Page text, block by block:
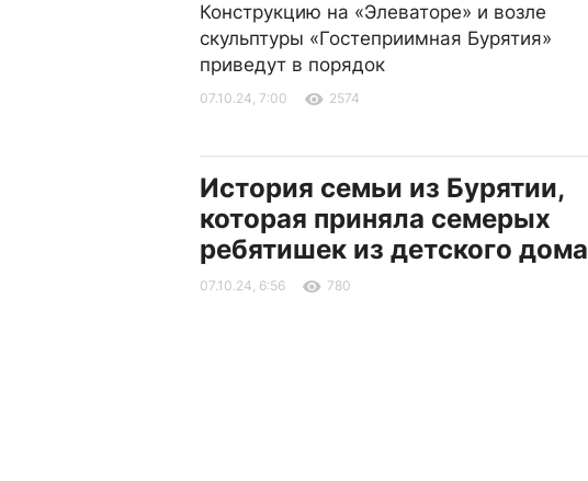
Конструкцию на «Элеваторе» и возле
скульптуры «Гостеприимная Бурятия»
приведут в порядок
07.10.24, 7:00 2574
История семьи из Бурятии,
которая приняла семерых
ребятишек из детского дома
07.10.24, 6:56 780